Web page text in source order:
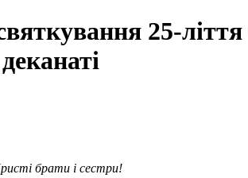
25-
брати і сестри!